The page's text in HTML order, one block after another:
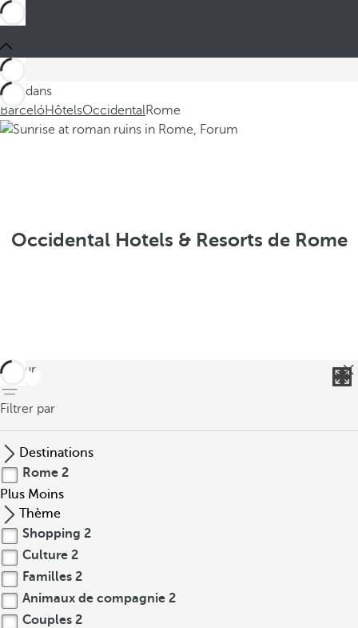
Ces dans
BarcelóHôtelsOccidentalRome
Occidental Hotels & Resorts de Rome
retour
Filtrer par
Destinations
Rome 2
Plus Moins
Thème
Shopping 2
Culture 2
Familles 2
Animaux de compagnie 2
Couples 2